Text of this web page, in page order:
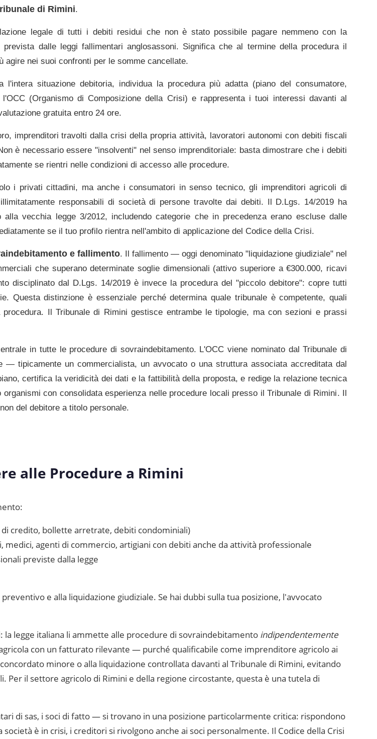
di Rimini.
legale di tutti i debiti residui che non è stato possibile pagare nemmeno con la
dalle leggi fallimentari anglosassoni. Significa che al termine della procedura il
nei suoi confronti per le somme cancellate.
l'intera situazione debitoria, individua la procedura più adatta (piano del consumatore,
(Organismo di Composizione della Crisi) e rappresenta i tuoi interessi davanti al
gratuita entro 24 ore.
imprenditori travolti dalla crisi della propria attività, lavoratori autonomi con debiti fiscali
è necessario essere "insolventi" nel senso imprenditoriale: basta dimostrare che i debiti
se rientri nelle condizioni di accesso alle procedure.
i privati cittadini, ma anche i consumatori in senso tecnico, gli imprenditori agricoli di
responsabili di società di persone travolte dai debiti. Il D.Lgs. 14/2019 ha
vecchia legge 3/2012, includendo categorie che in precedenza erano escluse dalle
se il tuo profilo rientra nell'ambito di applicazione del Codice della Crisi.
e fallimento. Il fallimento — oggi denominato "liquidazione giudiziale" nel
che superano determinate soglie dimensionali (attivo superiore a €300.000, ricavi
disciplinato dal D.Lgs. 14/2019 è invece la procedura del "piccolo debitore": copre tutti
Questa distinzione è essenziale perché determina quale tribunale è competente, quali
Il Tribunale di Rimini gestisce entrambe le tipologie, ma con sezioni e prassi
in tutte le procedure di sovraindebitamento. L'OCC viene nominato dalTribunale di
tipicamente un commercialista, un avvocato o una struttura associata accreditata dal
certifica la veridicità dei dati e la fattibilità della proposta, e redige la relazione tecnica
organismi con consolidata esperienza nelle procedure locali presso ilTribunale di Rimini. Il
del debitore a titolo personale.
alle Procedure a Rimini
credito, bollette arretrate, debiti condominiali)
agenti di commercio, artigiani con debiti anche da attività professionale
previste dalla legge
e alla liquidazione giudiziale. Se hai dubbi sulla tua posizione, l'avvocato
: la legge italiana li ammette alle procedure di sovraindebitamento indipendentemente
con un fatturato rilevante — purché qualificabile come imprenditore agricolo ai
minore o alla liquidazione controllata davanti al Tribunale di Rimini, evitando
Per il settore agricolo di Rimini e della regione circostante, questa è una tutela di
di sas, i soci di fatto — si trovano in una posizione particolarmente critica: rispondono
è in crisi, i creditori si rivolgono anche ai soci personalmente. Il Codice della Crisi